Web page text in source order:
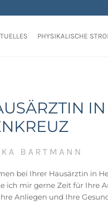
PHYSIKALISCHE
IN
BARTMANN
bei Ihrer Hausärztin in
ich mir gerne Zeit für Ihre
Anliegen und Ihre